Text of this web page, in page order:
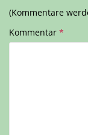
(Kommentare
Kommentar *